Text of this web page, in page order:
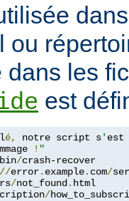
ou
dans les
est
é, notre script s' est
! "
/
error. example. com/
/not_found .
/